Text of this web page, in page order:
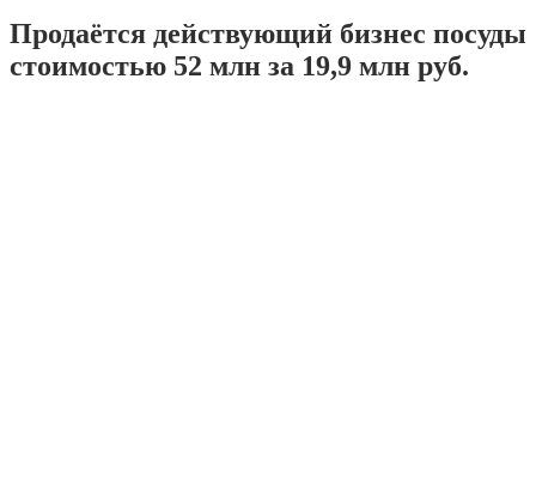
Продаётся действующий бизнес посуды
стоимостью 52 млн за 19,9 млн руб.